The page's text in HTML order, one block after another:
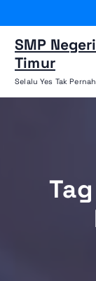
e
SMP
Timur
Selalu Yes Tak